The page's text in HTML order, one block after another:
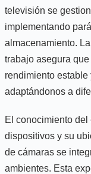
televisión se
implementando
almacenamiento.
trabajo asegura
rendimiento
adaptándonos a
El conocimiento
dispositivos y su
de cámaras se
ambientes. Esta